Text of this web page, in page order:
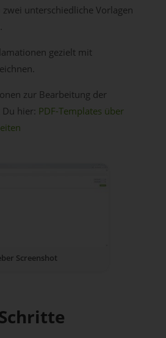
zwei unterschiedliche Vorlagen
gezielt mit
zur Bearbeitung der
hier: PDF-Templates über
Screenshot